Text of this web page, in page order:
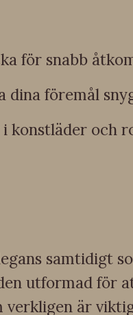
för snabb
dina föremål
och
samtidigt
utformad för
verkligen är